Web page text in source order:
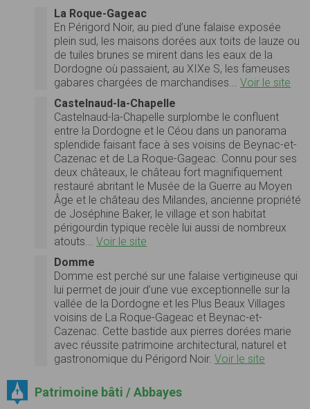
La Roque-Gageac
En Périgord Noir, au pied d’une falaise exposée
plein sud, les maisons dorées aux toits de lauze ou
de tuiles brunes se mirent dans les eaux de la
Dordogne où passaient, au XIXe S, les fameuses
gabares chargées de marchandises... Voir le site
Castelnaud-la-Chapelle
Castelnaud-la-Chapelle surplombe le confluent
entre la Dordogne et le Céou dans un panorama
splendide faisant face à ses voisins de Beynac-et-
Cazenac et de La Roque-Gageac. Connu pour ses
deux châteaux, le château fort magnifiquement
restauré abritant le Musée de la Guerre au Moyen
Âge et le château des Milandes, ancienne propriété
de Joséphine Baker, le village et son habitat
périgourdin typique recèle lui aussi de nombreux
atouts... Voir le site
Domme
Domme est perché sur une falaise vertigineuse qui
lui permet de jouir d’une vue exceptionnelle sur la
vallée de la Dordogne et les Plus Beaux Villages
voisins de La Roque-Gageac et Beynac-et-
Cazenac. Cette bastide aux pierres dorées marie
avec réussite patrimoine architectural, naturel et
gastronomique du Périgord Noir. Voir le site
Patrimoine bâti / Abbayes